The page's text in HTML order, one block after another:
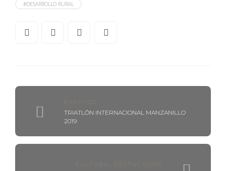
#DESARROLLO RURAL
EVENTOS
TRIATLÓN INTERNACIONAL MANZANILLO
2019
CULTURA DESTACADOS